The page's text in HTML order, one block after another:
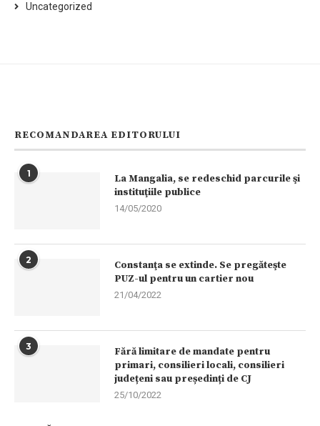
Uncategorized
RECOMANDAREA EDITORULUI
1
La Mangalia, se redeschid parcurile şi
instituţiile publice
14/05/2020
2
Constanţa se extinde. Se pregăteşte
PUZ-ul pentru un cartier nou
21/04/2022
3
Fără limitare de mandate pentru
primari, consilieri locali, consilieri
județeni sau președinți de CJ
25/10/2022